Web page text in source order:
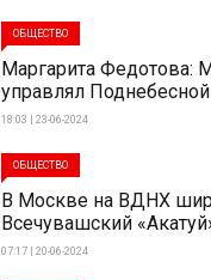
ОБЩЕСТВО
Маргарита Федотова:
управлял Поднебесной
18:03 | 23-06-2024
ОБЩЕСТВО
В Москве на ВДНХ
Всечувашский
07:17 | 20-06-2024